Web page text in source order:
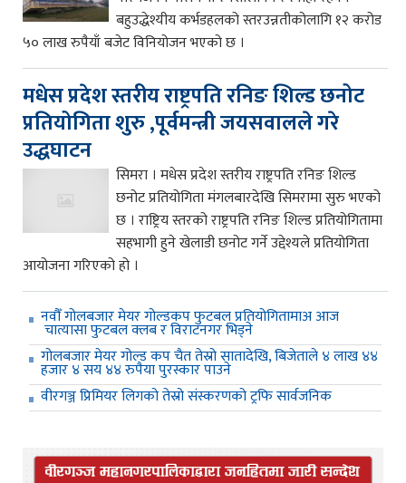
बहुउद्धेश्यीय कर्भडहलको स्तरउन्नतीकोलागि १२ करोड
५० लाख रुपैयाँ बजेट विनियोजन भएको छ ।
मधेस प्रदेश स्तरीय राष्ट्रपति रनिङ शिल्ड छनोट
प्रतियोगिता शुरु ,पूर्वमन्त्री जयसवालले गरे
उद्धघाटन
सिमरा । मधेस प्रदेश स्तरीय राष्ट्रपति रनिङ शिल्ड
छनोट प्रतियोगिता मंगलबारदेखि सिमरामा सुरु भएको
छ । राष्ट्रिय स्तरको राष्ट्रपति रनिङ शिल्ड प्रतियोगितामा
सहभागी हुने खेलाडी छनोट गर्ने उद्देश्यले प्रतियोगिता
आयोजना गरिएको हो ।
नवौँ गोलबजार मेयर गोल्डकप फुटबल प्रतियोगितामाअ आज
चात्यासा फुटबल क्लब र विराटनगर भिड्ने
गोलबजार मेयर गोल्ड कप चैत तेस्रो सातादेखि, बिजेताले ४ लाख ४४
हजार ४ सय ४४ रुपैया पुरस्कार पाउने
वीरगञ्ज प्रिमियर लिगको तेस्रो संस्करणको ट्रफि सार्वजनिक